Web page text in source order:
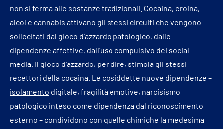
non si ferma alle sostanze tradizionali. Cocaina, eroina,
alcol e cannabis attivano gli stessi circuiti che vengono
sollecitati dal gioco d’azzardo patologico, dalle
dipendenze affettive, dall’uso compulsivo dei social
media. Il gioco d’azzardo, per dire, stimola gli stessi
recettori della cocaina. Le cosiddette nuove dipendenze –
isolamento digitale, fragilità emotive, narcisismo
patologico inteso come dipendenza dal riconoscimento
esterno – condividono con quelle chimiche la medesima